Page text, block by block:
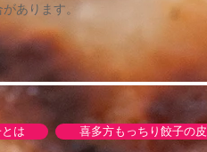
あります。
は 喜多方もっちり餃子の皮